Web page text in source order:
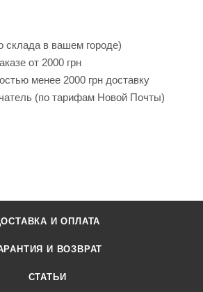
склада в вашем городе)
от 2000 грн
менее 2000 грн доставку
(по тарифам Новой Почты)
И ОПЛАТА
И ВОЗВРАТ
СТАТЬИ